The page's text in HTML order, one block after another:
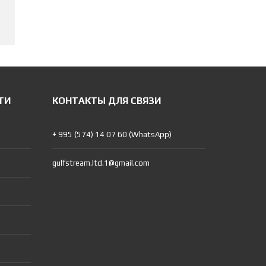
КОНТАКТЫ ДЛЯ СВЯЗИ
+ 995 (574) 14 07 60 (WhatsApp)
gulfstream.ltd.1@gmail.com